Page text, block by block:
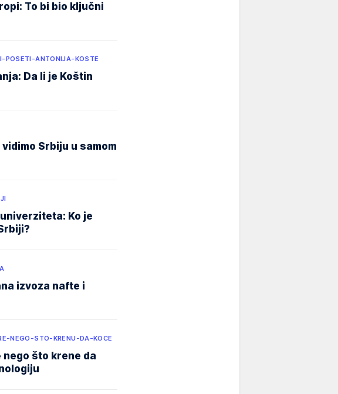
To bi bio ključni
POSETI-ANTONIJA-KOSTE
Da li je Koštin
Srbiju u samom
Ko je
izvoza nafte i
NEGO-STO-KRENU-DA-KOCE
nego što krene da